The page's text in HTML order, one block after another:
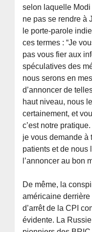
selon laquelle
ne pas se rendre à
le porte-parole
ces termes : “Je
pas vous fier aux
spéculatives des
nous serons en
d’annoncer de
haut niveau, nous
certainement, et
c’est notre
je vous demande à
patients et de nous
l’annoncer au bon
De même, la
américaine derrière
d’arrêt de la CPI
évidente. La